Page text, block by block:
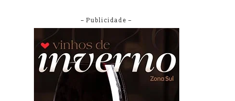
– Publicidade –